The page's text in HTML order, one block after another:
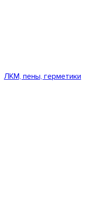
ЛКМ, пены, герметики